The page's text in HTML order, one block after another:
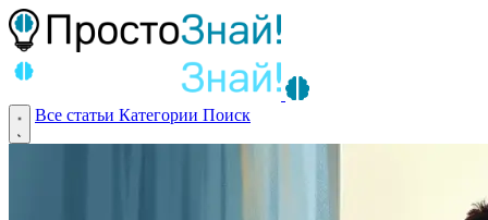
Все статьи Категории Поиск